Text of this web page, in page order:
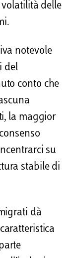
delle
notevole
del
conto che
la maggior
su
stabile di
dà